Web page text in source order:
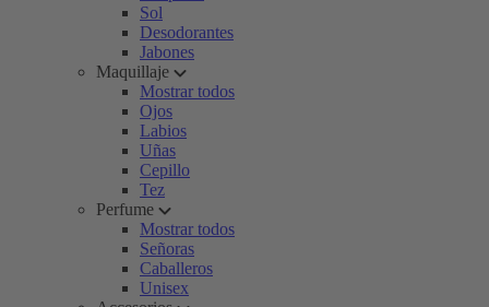
Sol
Desodorantes
Jabones
Maquillaje
Mostrar todos
Ojos
Labios
Uñas
Cepillo
Tez
Perfume
Mostrar todos
Señoras
Caballeros
Unisex